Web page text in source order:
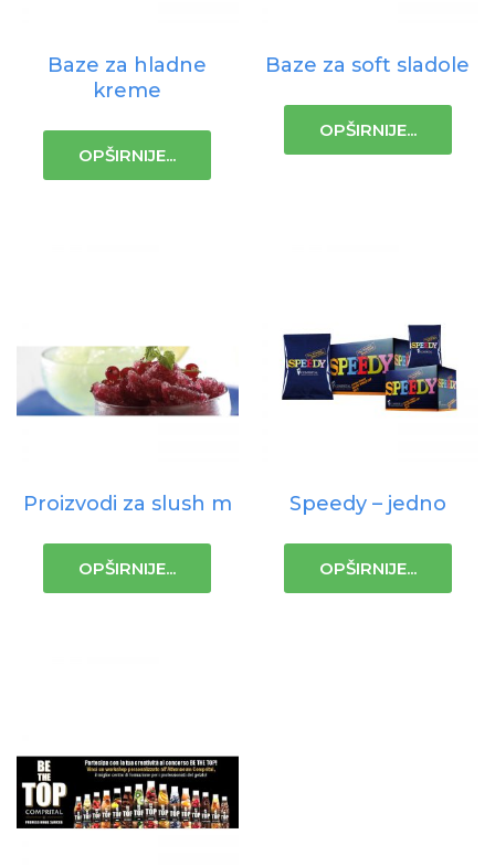
Baze za hladne
kreme
OPŠIRNIJE...
Baze za soft sladole
OPŠIRNIJE...
Proizvodi za slush m
OPŠIRNIJE...
Speedy – jedno
OPŠIRNIJE...